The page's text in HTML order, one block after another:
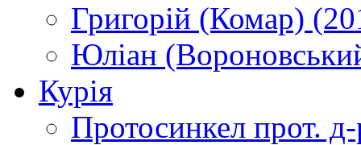
Григорій (Комар)
Юліан
Курія
Протосинкел прот.